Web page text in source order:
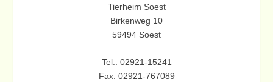
Tierheim Soest
Birkenweg 10
59494 Soest
Tel.: 02921-15241
Fax: 02921-767089